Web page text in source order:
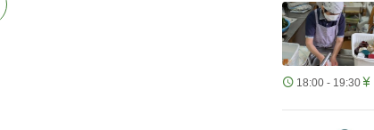
18:00 - 19:30